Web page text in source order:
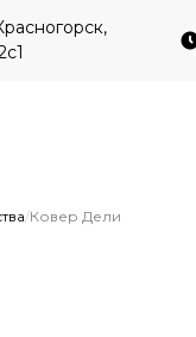
/Ковер Дели